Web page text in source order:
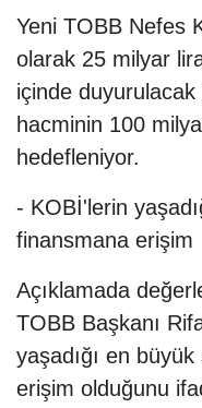
Yeni TOBB Nefes
olarak 25 milyar
içinde
hacminin 100
hedefleniyor.
- KOBİ'lerin
finansmana erişim
Açıklamada
TOBB Başkanı
yaşadığı en büyük
erişim olduğunu